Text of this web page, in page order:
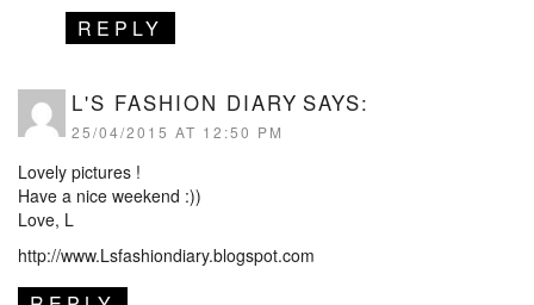
REPLY
L'S FASHION DIARY SAYS:
25/04/2015 AT 12:50 PM
Lovely pictures !
Have a nice weekend :))
Love, L
http://www.Lsfashiondiary.blogspot.com